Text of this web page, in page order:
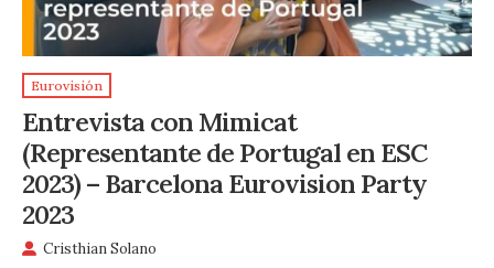
Eurovisión
Entrevista con Mimicat
(Representante de Portugal en ESC
2023) – Barcelona Eurovision Party
2023
Cristhian Solano